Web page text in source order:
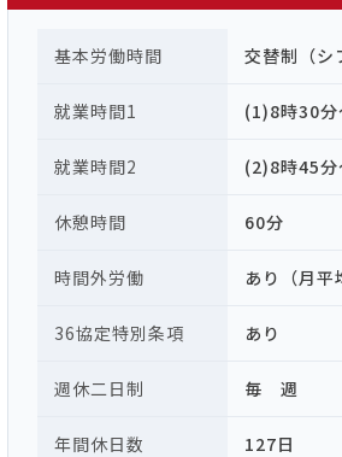
基本労働時間 交替制（シ
就業時間1 (1)8時30
就業時間2 (2)8時45
休憩時間 60分
時間外労働 あり（月
36協定特別条項 あり
週休二日制 毎 週
年間休日数 127日